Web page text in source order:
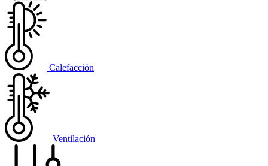
Calefacción
Ventilación